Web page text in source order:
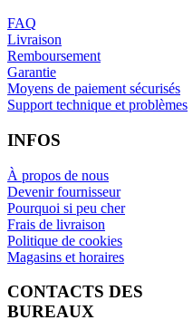
FAQ
Livraison
Remboursement
Garantie
Moyens de paiement sécurisés
Support technique et problèmes
INFOS
À propos de nous
Devenir fournisseur
Pourquoi si peu cher
Frais de livraison
Politique de cookies
Magasins et horaires
CONTACTS DES
BUREAUX